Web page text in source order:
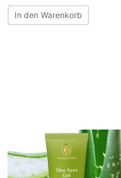
In den Warenkorb